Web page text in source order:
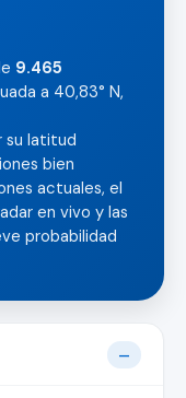
9.465
a 40,83° N,
su latitud
bien
actuales, el
en vivo y las
probabilidad
—